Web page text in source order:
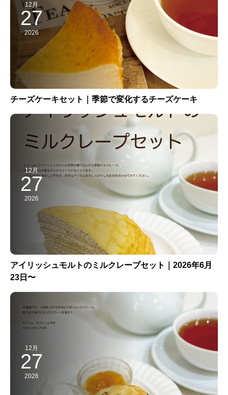
12月
27
2026
チーズケーキセット｜季節で変化するチーズケーキ
12月
27
2026
アイリッシュモルトのミルクレープセット｜2026年6月
23日〜
12月
27
2026